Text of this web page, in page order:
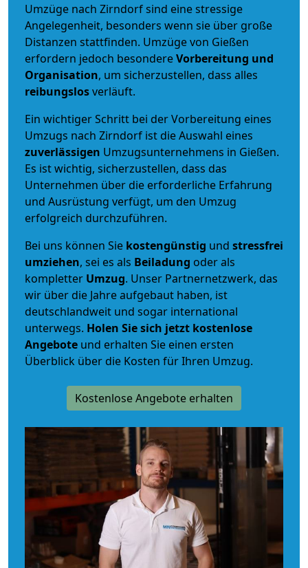
Umzüge nach Zirndorf sind eine stressige
Angelegenheit, besonders wenn sie über große
Distanzen stattfinden. Umzüge von Gießen
erfordern jedoch besondereVorbereitung und
Organisation, um sicherzustellen, dass alles
reibungslosverläuft.
Ein wichtiger Schritt bei der Vorbereitung eines
Umzugs nach Zirndorf ist die Auswahl eines
zuverlässigen Umzugsunternehmens in Gießen.
Es ist wichtig, sicherzustellen, dass das
Unternehmen über die erforderliche Erfahrung
und Ausrüstung verfügt, um den Umzug
erfolgreich durchzuführen.
Bei uns können Sie kostengünstig und stressfrei
umziehen, sei es als Beiladung oder als
kompletter Umzug. Unser Partnernetzwerk, das
wir über die Jahre aufgebaut haben, ist
deutschlandweit und sogar international
unterwegs. Holen Sie sich jetzt kostenlose
Angebote und erhalten Sie einen ersten
Überblick über die Kosten für Ihren Umzug.
Kostenlose Angebote erhalten